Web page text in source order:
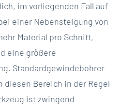
im vorliegenden Fall auf
einer Nebensteigung von
Material pro Schnitt,
eine größere
Standardgewindebohrer
diesen Bereich in der Regel
ist zwingend